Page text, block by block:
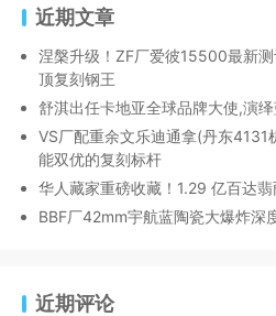
近期文章
涅槃升级！ZF厂爱彼15500最新
顶复刻钢王
舒淇出任卡地亚全球品牌大使,演
VS厂配重余文乐迪通拿(丹东4131
能双优的复刻标杆
华人藏家重磅收藏！1.29 亿百达
BBF厂42mm宇航蓝陶瓷大爆炸深
近期评论